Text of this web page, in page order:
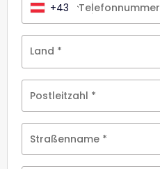
Telefonnummer
+43
Land *
Postleitzahl *
Straßenname *